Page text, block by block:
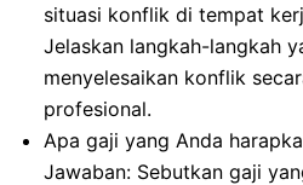
situasi konflik di tempat
Jelaskan langkah-langkah
menyelesaikan konflik
profesional.
Apa gaji yang Anda
Jawaban: Sebutkan gaji